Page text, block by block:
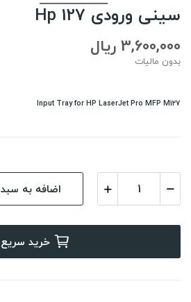
سینی ورودی Hp 127
3,600,000 ریال
بدون مالیات
Input Tray for HP LaserJet Pro MFP M127
اضافه به سبد
خرید سریع